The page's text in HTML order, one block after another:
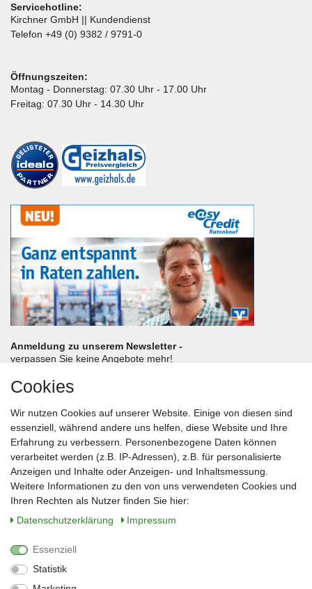
Servicehotline:
Kirchner GmbH || Kundendienst
Telefon +49 (0) 9382 / 9791-0
Öffnungszeiten:
Montag - Donnerstag: 07.30 Uhr - 17.00 Uhr
Freitag: 07.30 Uhr - 14.30 Uhr
Anmeldung zu unserem Newsletter -
verpassen Sie keine Angebote mehr!
Nachname*
E-Mail*
Sie können den Newsletter jederzeit kostenlos abbestellen.
** gilt für Lieferungen innerhalb Deutschlands, Lieferzeiten für andere Länder
Cookies
Wir nutzen Cookies auf unserer Website. Einige von diesen sind
essenziell, während andere uns helfen, diese Website und Ihre
Erfahrung zu verbessern. Personenbezogene Daten können
verarbeitet werden (z.B. IP-Adressen), z.B. für personalisierte
Anzeigen und Inhalte oder Anzeigen- und Inhaltsmessung.
Weitere Informationen zu den von uns verwendeten Cookies und
Ihren Rechten als Nutzer finden Sie hier:
Daten­schutz­erklärung
Impressum
Essenziell
Statistik